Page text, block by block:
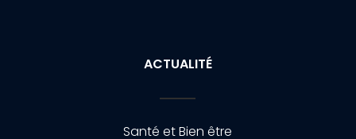
ACTUALITÉ
Santé et Bien être